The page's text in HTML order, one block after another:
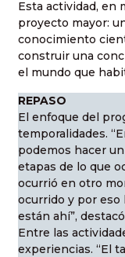
Esta actividad, en
proyecto mayor:
conocimiento
construir una
el mundo que
REPASO
El enfoque del
temporalidades.
podemos hacer
etapas de lo que
ocurrió en otro
ocurrido y por eso
están ahí”,
Entre las
experiencias. “El